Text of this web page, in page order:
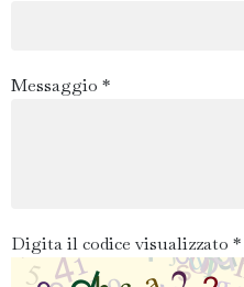
Messaggio *
Digita il codice visualizzato *